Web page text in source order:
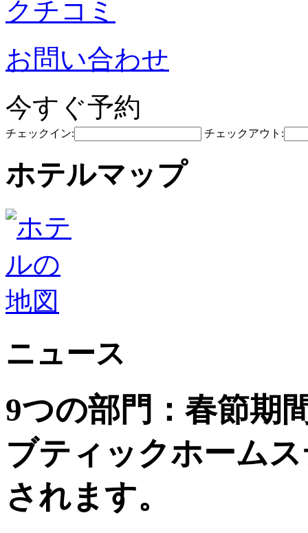
クチコミ
お問い合わせ
今すぐ予約
チェックイン: チェックアウト:
ホテルマップ
ニュース
9つの部門：春節期
ブティックホーム
されます。